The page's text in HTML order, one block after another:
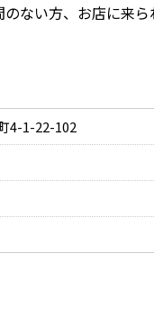
ない方、お店に来ら
4-1-22-102